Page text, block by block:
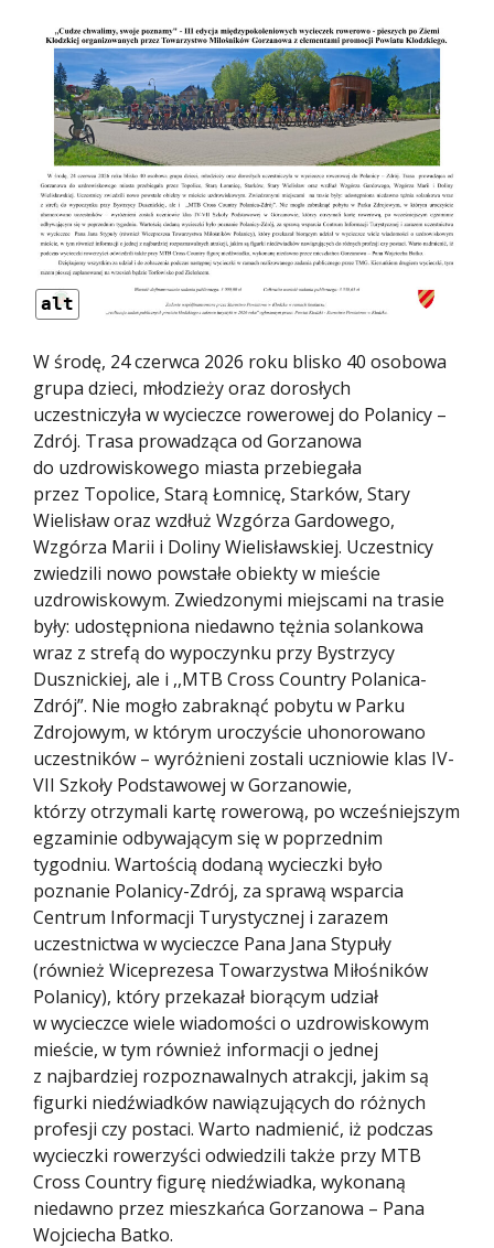
alt
W środę, 24 czerwca 2026 roku blisko 40 osobowa
grupa dzieci, młodzieży oraz dorosłych
uczestniczyła w wycieczce rowerowej do Polanicy –
Zdrój. Trasa prowadząca od Gorzanowa
do uzdrowiskowego miasta przebiegała
przez Topolice, Starą Łomnicę, Starków, Stary
Wielisław oraz wzdłuż Wzgórza Gardowego,
Wzgórza Marii i Doliny Wielisławskiej. Uczestnicy
zwiedzili nowo powstałe obiekty w mieście
uzdrowiskowym. Zwiedzonymi miejscami na trasie
były: udostępniona niedawno tężnia solankowa
wraz z strefą do wypoczynku przy Bystrzycy
Dusznickiej, ale i ,,MTB Cross Country Polanica-
Zdrój”. Nie mogło zabraknąć pobytu w Parku
Zdrojowym, w którym uroczyście uhonorowano
uczestników – wyróżnieni zostali uczniowie klas IV-
VII Szkoły Podstawowej w Gorzanowie,
którzy otrzymali kartę rowerową, po wcześniejszym
egzaminie odbywającym się w poprzednim
tygodniu. Wartością dodaną wycieczki było
poznanie Polanicy-Zdrój, za sprawą wsparcia
Centrum Informacji Turystycznej i zarazem
uczestnictwa w wycieczce Pana Jana Stypuły
(również Wiceprezesa Towarzystwa Miłośników
Polanicy), który przekazał biorącym udział
w wycieczce wiele wiadomości o uzdrowiskowym
mieście, w tym również informacji o jednej
z najbardziej rozpoznawalnych atrakcji, jakim są
figurki niedźwiadków nawiązujących do różnych
profesji czy postaci. Warto nadmienić, iż podczas
wycieczki rowerzyści odwiedzili także przy MTB
Cross Country figurę niedźwiadka, wykonaną
niedawno przez mieszkańca Gorzanowa – Pana
Wojciecha Batko.